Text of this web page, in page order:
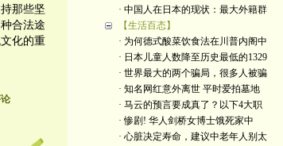
那些坚
合法途
化的重
· 中国人在日本的现状：最大外籍群
【生活百态】
· 为何德式酸菜饮食法在川普内阁中
· 日本儿童人数降至历史最低的1329
· 世界最大的两个骗局，很多人被骗
· 知名网红意外离世 平时爱拍墓地
· 马云的预言要成真了？以下4大职
· 惨剧! 华人剑桥女博士饿死家中
· 心脏决定寿命，建议中老年人别太